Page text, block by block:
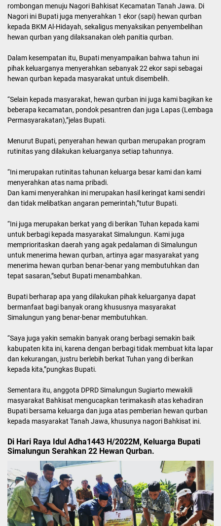
rombongan menuju Nagori Bahkisat Kecamatan Tanah Jawa. Di
Nagori ini Bupati juga menyerahkan 1 ekor (sapi) hewan qurban
kepada BKM Al-Hidayah, sekaligus menyaksikan penyembelihan
hewan qurban yang dilaksanakan oleh panitia qurban.
Dalam kesempatan itu, Bupati menyampaikan bahwa tahun ini
pihak keluarganya menyerahkan sebanyak 22 ekor sapi sebagai
hewan qurban kepada masyarakat untuk disembelih.
“Selain kepada masyarakat, hewan qurban ini juga kami bagikan ke
beberapa kecamatan, pondok pesantren dan juga Lapas (Lembaga
Permasyarakatan),”jelas Bupati.
Menurut Bupati, penyerahan hewan qurban merupakan program
rutinitas yang dilakukan keluarganya setiap tahunnya.
“Ini merupakan rutinitas tahunan keluarga besar kami dan kami
menyerahkan atas nama pribadi.
Dan kami menyerahkan ini merupakan hasil keringat kami sendiri
dan tidak melibatkan angaran pemerintah,”tutur Bupati.
“Ini juga merupakan berkat yang di berikan Tuhan kepada kami
untuk berbagi kepada masyarakat Simalungun. Kami juga
memprioritaskan daerah yang agak pedalaman di Simalungun
untuk menerima hewan qurban, artinya agar masyarakat yang
menerima hewan qurban benar-benar yang membutuhkan dan
tepat sasaran,”sebut Bupati menambahkan.
Bupati berharap apa yang dilakukan pihak keluarganya dapat
bermanfaat bagi banyak orang khususnya masyarakat
Simalungun yang benar-benar membutuhkan.
“Saya juga yakin semakin banyak orang berbagi semakin baik
kabupaten kita ini, karena dengan berbagi tidak membuat kita lapar
dan kekurangan, justru berlebih berkat Tuhan yang di berikan
kepada kita,”pungkas Bupati.
Sementara itu, anggota DPRD Simalungun Sugiarto mewakili
masyarakat Bahkisat mengucapkan terimakasih atas kehadiran
Bupati bersama keluarga dan juga atas pemberian hewan qurban
kepada masyarakat Tanah Jawa, khusunya nagori Bahkisat ini.
Di Hari Raya Idul Adha1443 H/2022M, Keluarga Bupati
Simalungun Serahkan 22 Hewan Qurban.